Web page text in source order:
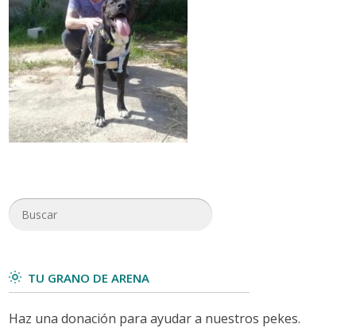
TU GRANO DE ARENA
Haz una donación para ayudar a nuestros pekes.